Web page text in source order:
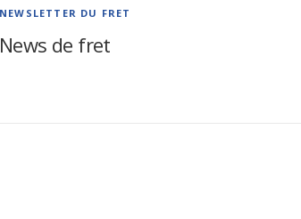
NEWSLETTER DU FRET
News de fret